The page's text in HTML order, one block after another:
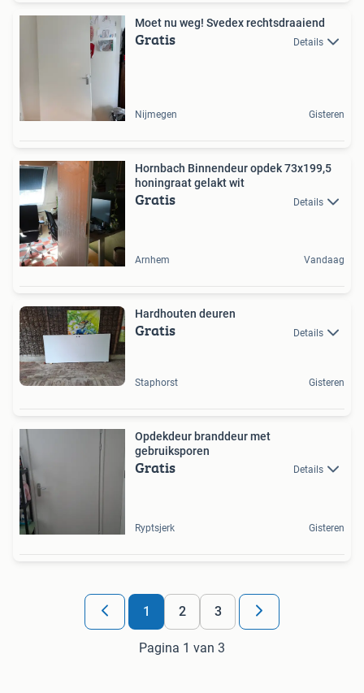
Moet nu weg! Svedex rechtsdraaiend
Gratis Details
Nijmegen Gisteren
Hornbach Binnendeur opdek 73x199,5
honingraat gelakt wit
Gratis Details
Arnhem Vandaag
Hardhouten deuren
Gratis Details
Staphorst Gisteren
Opdekdeur branddeur met
gebruiksporen
Gratis Details
Ryptsjerk Gisteren
1 2 3
Pagina 1 van 3